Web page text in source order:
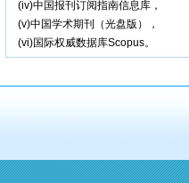
(iv)中国报刊订阅指南信息库，
(v)中国学术期刊（光盘版），
(vi)国际权威数据库Scopus。